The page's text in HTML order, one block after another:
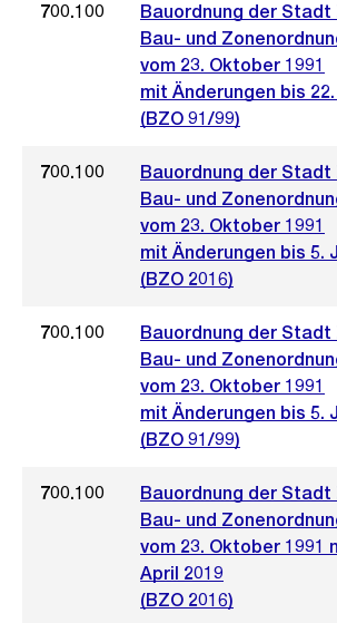
700.100
Bauordnung der Stadt
Bau- und
vom 23. Oktober 1991
mit Änderungen bis 22.
(BZO 91/99)
700.100
Bauordnung der Stadt
Bau- und
vom 23. Oktober 1991
mit Änderungen bis 5.
(BZO 2016)
700.100
Bauordnung der Stadt
Bau- und
vom 23. Oktober 1991
mit Änderungen bis 5.
(BZO 91/99)
700.100
Bauordnung der Stadt
Bau- und
vom 23. Oktober 1991
April 2019
(BZO 2016)